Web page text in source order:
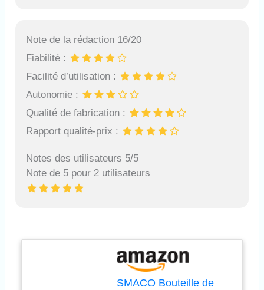
Note de la rédaction 16/20
Fiabilité :
Facilité d’utilisation :
Autonomie :
Qualité de fabrication :
Rapport qualité-prix :
Notes des utilisateurs 5/5
Note de 5 pour 2 utilisateurs
SMACO Bouteille de